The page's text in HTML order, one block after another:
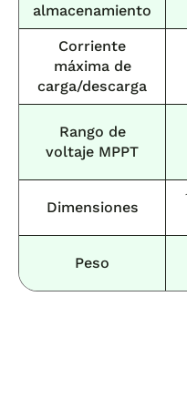
almacenamiento
Corriente
máxima de
carga/descarga
Rango de
voltaje MPPT
Dimensiones
Peso